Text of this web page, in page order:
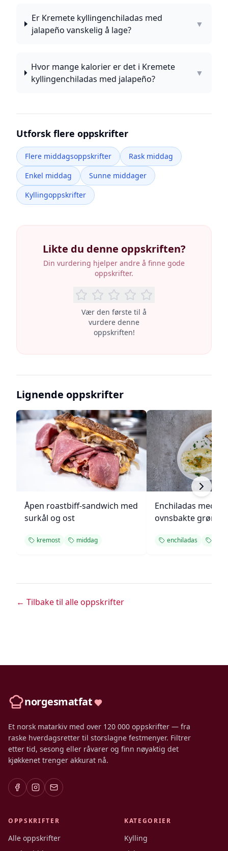
Er Kremete kyllingenchiladas med
jalapeño vanskelig å lage?
▼
Hvor mange kalorier er det i Kremete
kyllingenchiladas med jalapeño?
▼
Utforsk flere oppskrifter
Flere middagsoppskrifter
Rask middag
Enkel middag
Sunne middager
Kyllingoppskrifter
Likte du denne oppskriften?
Din vurdering hjelper andre å finne gode
oppskrifter.
Vær den første til å
vurdere denne
oppskriften!
Lignende oppskrifter
Åpen roastbiff-sandwich med
surkål og ost
kremost middag
Enchiladas med
ovnsbakte
enchiladas
← Tilbake til alle oppskrifter
norgesmatfat
Et norsk matarkiv med over 120 000 oppskrifter — fra
raske hverdagsretter til storslagne festmenyer. Filtrer
etter tid, sesong eller råvarer og finn nøyaktig det
kjøkkenet trenger akkurat nå.
OPPSKRIFTER
Alle oppskrifter
KATEGORIER
Kylling